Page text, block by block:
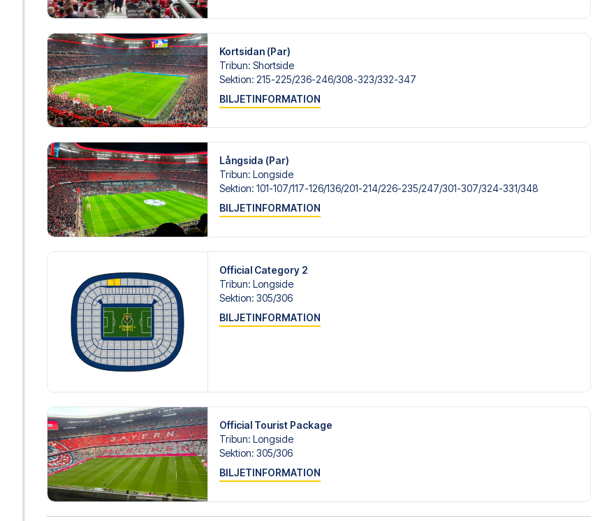
Kortsidan (Par)
Tribun: Shortside
Sektion: 215-225/​236-246/​308-323/​332-347
BILJETINFORMATION
Långsida (Par)
Tribun: Longside
Sektion: 101-107/​117-126/​136/​201-214/​226-235/​247/​301-307/​324-331/​348
BILJETINFORMATION
Official Category 2
Tribun: Longside
Sektion: 305/​306
BILJETINFORMATION
Official Tourist Package
Tribun: Longside
Sektion: 305/​306
BILJETINFORMATION